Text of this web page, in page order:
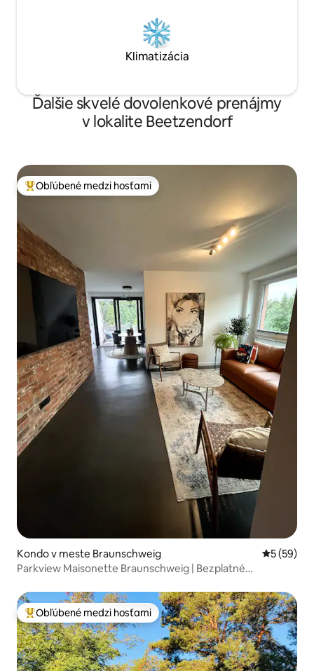
Klimatizácia
Ďalšie skvelé dovolenkové prenájmy
v lokalite Beetzendorf
Najobľúbenejšie medzi hosťami
Obľúbené medzi hosťami
Kondo v meste Braunschweig
5 (59)
Parkview Maisonette Braunschweig | Bezplatné
Najobľúbenejšie medzi hosťami
Obľúbené medzi hosťami